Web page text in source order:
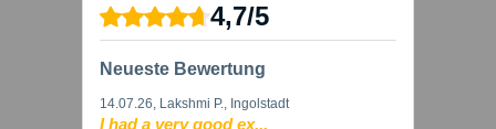
4,7/5
Neueste Bewertung
14.07.26, Lakshmi P., Ingolstadt
I had a very good ex...